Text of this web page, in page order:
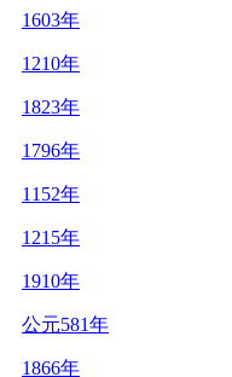
1603年
1210年
1823年
1796年
1152年
1215年
1910年
公元581年
1866年